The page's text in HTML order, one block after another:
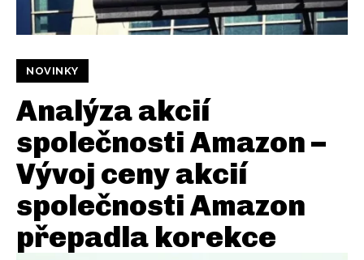
NOVINKY
Analýza akcií
společnosti Amazon –
Vývoj ceny akcií
společnosti Amazon
přepadla korekce